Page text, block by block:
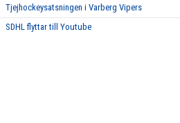
Tjejhockeysatsningen i Varberg Vipers
SDHL flyttar till Youtube